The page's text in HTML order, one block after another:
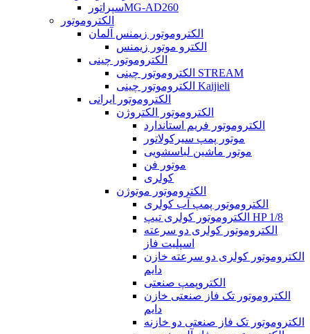
سپراتورMG-AD260
الکتروموتور
الکتروموتور زیمنس آلمان
الکترو موتور زیمنس
الکتروموتور چینی
الکتروموتور چینی STREAM
الکتروموتور چینی Kaijieli
الکتروموتور ایرانی
الکتروموتور الکتروژن
الکتروموتور فریم استاندارد
موتور پمپ سیرکولاتور
موتور ماشین لباسشویی
موتور فن
کولری
الکتروموتور موتوژن
الکتروموتور پمپ آب کولری
الکتروموتور کولری تیپ HP 1/8
الکتروموتور کولری دو سرعته
اسپلیت فاز
الکتروموتور کولری دو سرعته خازن
دایم
الکتروپمپ صنعتی
الکتروموتور تک فاز صنعتی خازن
دایم
الکتروموتور تک فاز صنعتی دو خازنه